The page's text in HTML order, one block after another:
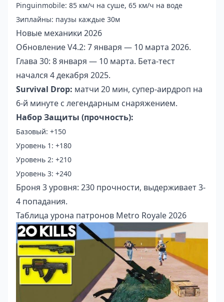
Pinguinmobile: 85 км/ч на суше, 65 км/ч на воде
Зиплайны: паузы каждые 30м
Новые механики 2026
Обновление V4.2: 7 января — 10 марта 2026.
Глава 30: 8 января — 10 марта. Бета-тест
начался 4 декабря 2025.
Survival Drop: матчи 20 мин, супер-аирдроп на
6-й минуте с легендарным снаряжением.
Набор Защиты (прочность):
Базовый: +150
Уровень 1: +180
Уровень 2: +210
Уровень 3: +240
Броня 3 уровня: 230 прочности, выдерживает 3-
4 попадания.
Таблица урона патронов Metro Royale 2026